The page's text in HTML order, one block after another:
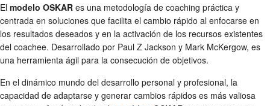
El modelo OSKAR es una metodología de coaching práctica y
centrada en soluciones que facilita el cambio rápido al enfocarse en
los resultados deseados y en la activación de los recursos existentes
del coachee. Desarrollado por Paul Z Jackson y Mark McKergow, es
una herramienta ágil para la consecución de objetivos.
En el dinámico mundo del desarrollo personal y profesional, la
capacidad de adaptarse y generar cambios rápidos es más valiosa